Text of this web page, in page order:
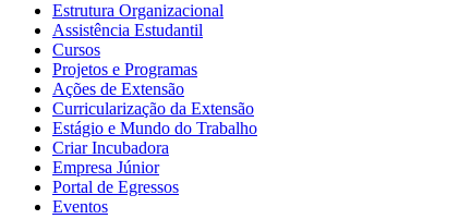
Estrutura Organizacional
Assistência Estudantil
Cursos
Projetos e Programas
Ações de Extensão
Curricularização da Extensão
Estágio e Mundo do Trabalho
Criar Incubadora
Empresa Júnior
Portal de Egressos
Eventos